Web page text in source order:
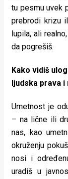
tu pesmu uvek
prebrodi krizu
lupila, ali
da pogrešiš.
Kako vidiš
ljudska prava
Umetnost je
– na lične ili
nas, kao
okruženju
nosi i
uradiš u